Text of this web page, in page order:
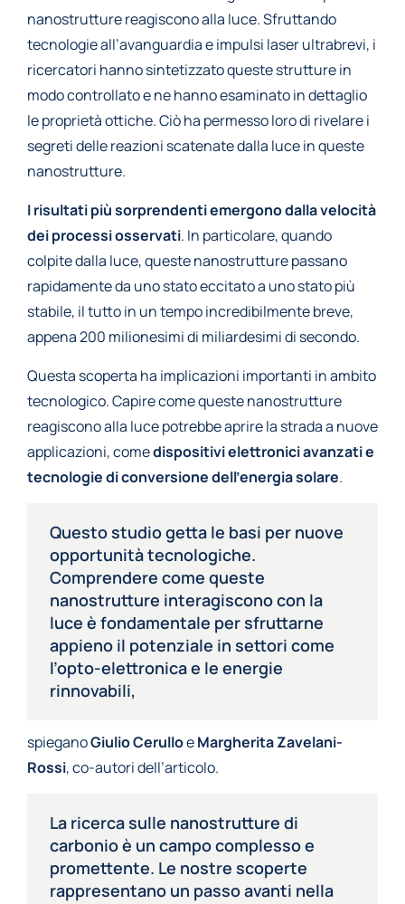
nanostrutture reagiscono alla luce. Sfruttando
tecnologie all’avanguardia e impulsi laser ultrabrevi, i
ricercatori hanno sintetizzato queste strutture in
modo controllato e ne hanno esaminato in dettaglio
le proprietà ottiche. Ciò ha permesso loro di rivelare i
segreti delle reazioni scatenate dalla luce in queste
nanostrutture.
I risultati più sorprendenti emergono dalla velocità
dei processi osservati. In particolare, quando
colpite dalla luce, queste nanostrutture passano
rapidamente da uno stato eccitato a uno stato più
stabile, il tutto in un tempo incredibilmente breve,
appena 200 milionesimi di miliardesimi di secondo.
Questa scoperta ha implicazioni importanti in ambito
tecnologico. Capire come queste nanostrutture
reagiscono alla luce potrebbe aprire la strada a nuove
applicazioni, comedispositivi elettronici avanzati e
tecnologie di conversione dell’energia solare.
Questo studio getta le basi per nuove
opportunità tecnologiche.
Comprendere come queste
nanostrutture interagiscono con la
luce è fondamentale per sfruttarne
appieno il potenziale in settori come
l’opto-elettronica e le energie
rinnovabili,
spieganoGiulio CerulloeMargherita Zavelani-
Rossi, co-autori dell’articolo.
La ricerca sulle nanostrutture di
carbonio è un campo complesso e
promettente. Le nostre scoperte
rappresentano un passo avanti nella